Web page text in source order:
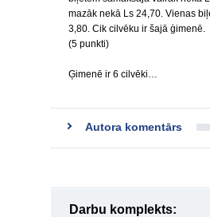
mazāk nekā Ls 24,70. Vienas
3,80. Cik cilvēku ir šajā ģimenē.
(5 punkti)
Ģimenē ir 6 cilvēki…
Autora komentārs
Darbu komplekts: